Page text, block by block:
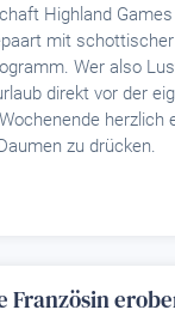
Highland
mit
Wer also
direkt vor der
herzlich
zu drücken.
Französin